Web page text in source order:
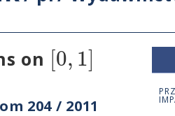
on [0,1]
204 / 2011